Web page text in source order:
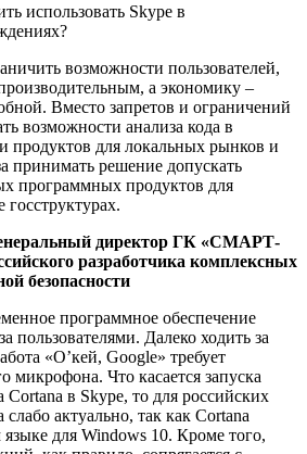
использовать Skype в
возможности пользователей,
а экономику –
Вместо запретов и ограничений
возможности анализа кода в
продуктов для локальных рынков и
принимать решение допускать
программных продуктов для
госструктурах.
директор ГК «СМАРТ-
разработчика комплексных
безопасности
программное обеспечение
пользователями. Далеко ходить за
«O’кей, Google» требует
микрофона. Что касается запуска
в Skype, то для российских
слабо актуально, так как Cortana
для Windows 10. Кроме того,